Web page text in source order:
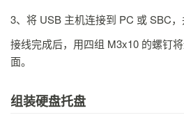
3、将 USB 主机连接到 PC 或 SBC，
接线完成后，用四组 M3x10 的螺钉
面。
组装硬盘托盘